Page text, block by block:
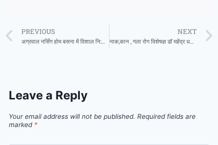
PREVIOUS
अग्रवाल नर्सिंग होम बसना में विशाल नि:शुल्क यूरोलॉजी कैंप 08 अगस्त को
NEXT
नाक,कान , गला रोग विशेषज्ञ डॉ महेंद्र धनवे अब प्रतिदिन उपलब्ध रहेंगे अग्रवाल नर्सिंग होम बसना में
Leave a Reply
Your email address will not be published. Required fields are
marked *